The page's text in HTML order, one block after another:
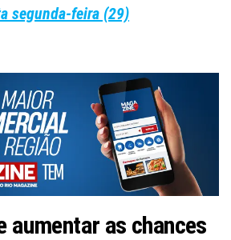
segunda-feira (29)
aumentar as chances